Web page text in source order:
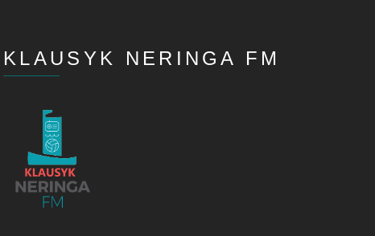
KLAUSYK NERINGA FM